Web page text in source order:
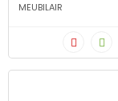
MEUBILAIR